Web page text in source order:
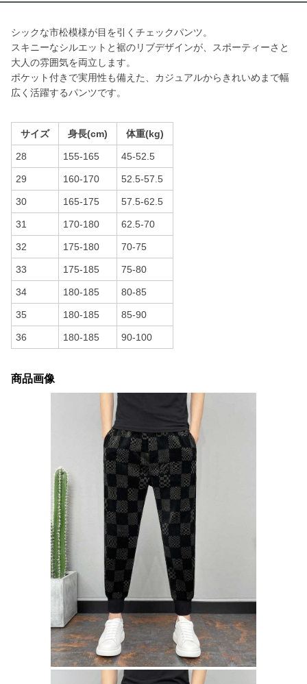
シックな市松模様が目を引くチェックパンツ。
スキニーなシルエットと裾のリブデザインが、スポーティーさと
大人の雰囲気を両立します。
ポケット付きで実用性も備えた、カジュアルからきれいめまで幅
広く活躍するパンツです。
サイズ 身長(cm) 体重(kg)
28 155-165 45-52.5
29 160-170 52.5-57.5
30 165-175 57.5-62.5
31 170-180 62.5-70
32 175-180 70-75
33 175-185 75-80
34 180-185 80-85
35 180-185 85-90
36 180-185 90-100
商品画像